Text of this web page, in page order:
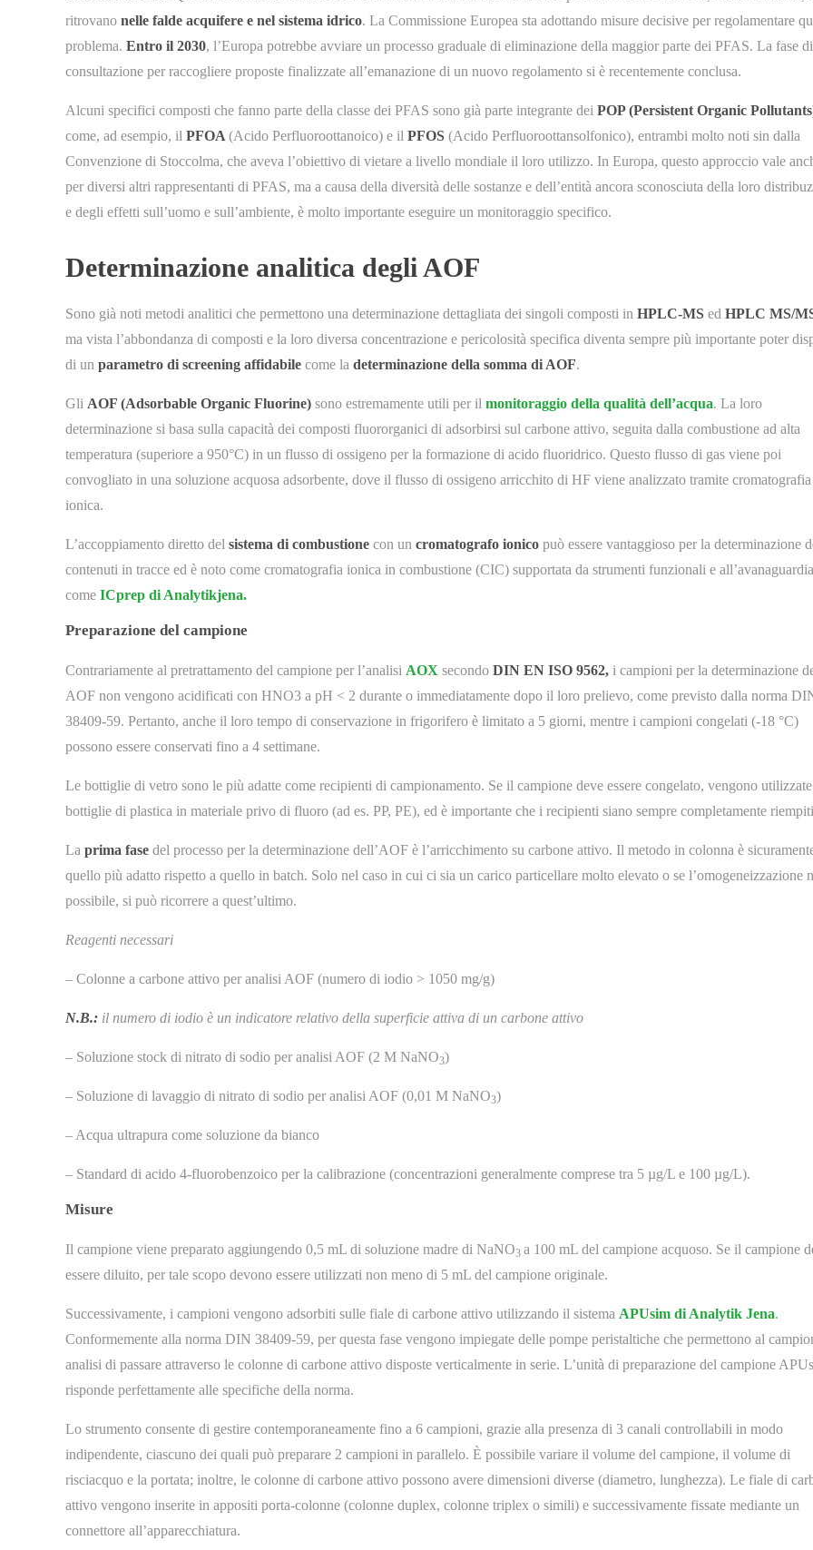
ritrovano nelle falde acquifere e nel sistema idrico. La Commissione Europea sta adottando misure decisive per regolamentare
problema. Entro il 2030, l’Europa potrebbe avviare un processo graduale di eliminazione della maggior parte dei PFAS. La fase di
consultazione per raccogliere proposte finalizzate all’emanazione di un nuovo regolamento si è recentemente conclusa.
Alcuni specifici composti che fanno parte della classe dei PFAS sono già parte integrante dei POP (Persistent Organic
come, ad esempio, il PFOA (Acido Perfluoroottanoico) e il PFOS (Acido Perfluoroottansolfonico), entrambi molto noti sin dalla
Convenzione di Stoccolma, che aveva l’obiettivo di vietare a livello mondiale il loro utilizzo. In Europa, questo approccio vale
per diversi altri rappresentanti di PFAS, ma a causa della diversità delle sostanze e dell’entità ancora sconosciuta della loro
e degli effetti sull’uomo e sull’ambiente, è molto importante eseguire un monitoraggio specifico.
Determinazione analitica degli AOF
Sono già noti metodi analitici che permettono una determinazione dettagliata dei singoli composti in HPLC-MS ed HPLC MS/
ma vista l’abbondanza di composti e la loro diversa concentrazione e pericolosità specifica diventa sempre più importante poter
di un parametro di screening affidabile come la determinazione della somma di AOF.
Gli AOF (Adsorbable Organic Fluorine) sono estremamente utili per il monitoraggio della qualità dell’acqua. La loro
determinazione si basa sulla capacità dei composti fluororganici di adsorbirsi sul carbone attivo, seguita dalla combustione ad alta
temperatura (superiore a 950°C) in un flusso di ossigeno per la formazione di acido fluoridrico. Questo flusso di gas viene poi
convogliato in una soluzione acquosa adsorbente, dove il flusso di ossigeno arricchito di HF viene analizzato tramite cromatografia
ionica.
L’accoppiamento diretto del sistema di combustione con un cromatografo ionico può essere vantaggioso per la determinazione
contenuti in tracce ed è noto come cromatografia ionica in combustione (CIC) supportata da strumenti funzionali e all’avanaguardia
come ICprep di Analytikjena.
Preparazione del campione
Contrariamente al pretrattamento del campione per l’analisi AOX secondo DIN EN ISO 9562, i campioni per la determinazione
AOF non vengono acidificati con HNO3 a pH < 2 durante o immediatamente dopo il loro prelievo, come previsto dalla norma
38409-59. Pertanto, anche il loro tempo di conservazione in frigorifero è limitato a 5 giorni, mentre i campioni congelati (-18 °C)
possono essere conservati fino a 4 settimane.
Le bottiglie di vetro sono le più adatte come recipienti di campionamento. Se il campione deve essere congelato, vengono utilizzate
bottiglie di plastica in materiale privo di fluoro (ad es. PP, PE), ed è importante che i recipienti siano sempre completamente
La prima fase del processo per la determinazione dell’AOF è l’arricchimento su carbone attivo. Il metodo in colonna è
quello più adatto rispetto a quello in batch. Solo nel caso in cui ci sia un carico particellare molto elevato o se l’omogeneizzazione
possibile, si può ricorrere a quest’ultimo.
Reagenti necessari
– Colonne a carbone attivo per analisi AOF (numero di iodio > 1050 mg/g)
N.B.: il numero di iodio è un indicatore relativo della superficie attiva di un carbone attivo
– Soluzione stock di nitrato di sodio per analisi AOF (2 M NaNO3)
– Soluzione di lavaggio di nitrato di sodio per analisi AOF (0,01 M NaNO3)
– Acqua ultrapura come soluzione da bianco
– Standard di acido 4-fluorobenzoico per la calibrazione (concentrazioni generalmente comprese tra 5 µg/L e 100 µg/L).
Misure
Il campione viene preparato aggiungendo 0,5 mL di soluzione madre di NaNO3 a 100 mL del campione acquoso. Se il campione
essere diluito, per tale scopo devono essere utilizzati non meno di 5 mL del campione originale.
Successivamente, i campioni vengono adsorbiti sulle fiale di carbone attivo utilizzando il sistema APUsim di Analytik Jena.
Conformemente alla norma DIN 38409-59, per questa fase vengono impiegate delle pompe peristaltiche che permettono al
analisi di passare attraverso le colonne di carbone attivo disposte verticalmente in serie. L’unità di preparazione del campione
risponde perfettamente alle specifiche della norma.
Lo strumento consente di gestire contemporaneamente fino a 6 campioni, grazie alla presenza di 3 canali controllabili in modo
indipendente, ciascuno dei quali può preparare 2 campioni in parallelo. È possibile variare il volume del campione, il volume di
risciacquo e la portata; inoltre, le colonne di carbone attivo possono avere dimensioni diverse (diametro, lunghezza). Le fiale di
attivo vengono inserite in appositi porta-colonne (colonne duplex, colonne triplex o simili) e successivamente fissate mediante un
connettore all’apparecchiatura.